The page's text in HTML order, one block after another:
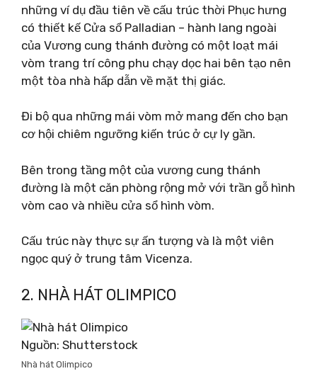
những ví dụ đầu tiên về cấu trúc thời Phục hưng
có thiết kế Cửa sổ Palladian – hành lang ngoài
của Vương cung thánh đường có một loạt mái
vòm trang trí công phu chạy dọc hai bên tạo nên
một tòa nhà hấp dẫn về mặt thị giác.
Đi bộ qua những mái vòm mở mang đến cho bạn
cơ hội chiêm ngưỡng kiến ​​trúc ở cự ly gần.
Bên trong tầng một của vương cung thánh
đường là một căn phòng rộng mở với trần gỗ hình
vòm cao và nhiều cửa sổ hình vòm.
Cấu trúc này thực sự ấn tượng và là một viên
ngọc quý ở trung tâm Vicenza.
2. NHÀ HÁT OLIMPICO
Nguồn: Shutterstock
Nhà hát Olimpico